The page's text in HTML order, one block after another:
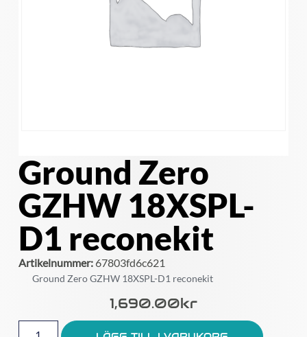
Ground Zero
GZHW 18XSPL-
D1 reconekit
Artikelnummer:67803fd6c621
Ground Zero GZHW 18XSPL-D1 reconekit
1,690.00Kr